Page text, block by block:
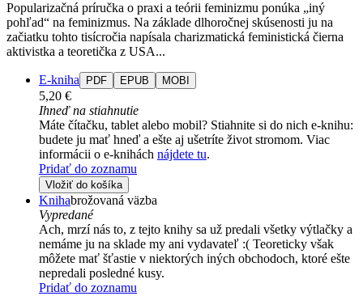
Popularizačná príručka o praxi a teórii feminizmu ponúka „iný
pohľad“ na feminizmus. Na základe dlhoročnej skúsenosti ju na
začiatku tohto tisícročia napísala charizmatická feministická čierna
aktivistka a teoretička z USA...
E-kniha PDF EPUB MOBI
5,20 €
Ihneď na stiahnutie
Máte čítačku, tablet alebo mobil? Stiahnite si do nich e-knihu:
budete ju mať hneď a ešte aj ušetríte život stromom. Viac
informácii o e-knihách nájdete tu.
Pridať do zoznamu
Vložiť do košíka
Knihabrožovaná väzba
Vypredané
Ach, mrzí nás to, z tejto knihy sa už predali všetky výtlačky a
nemáme ju na sklade my ani vydavateľ :( Teoreticky však
môžete mať šťastie v niektorých iných obchodoch, ktoré ešte
nepredali posledné kusy.
Pridať do zoznamu